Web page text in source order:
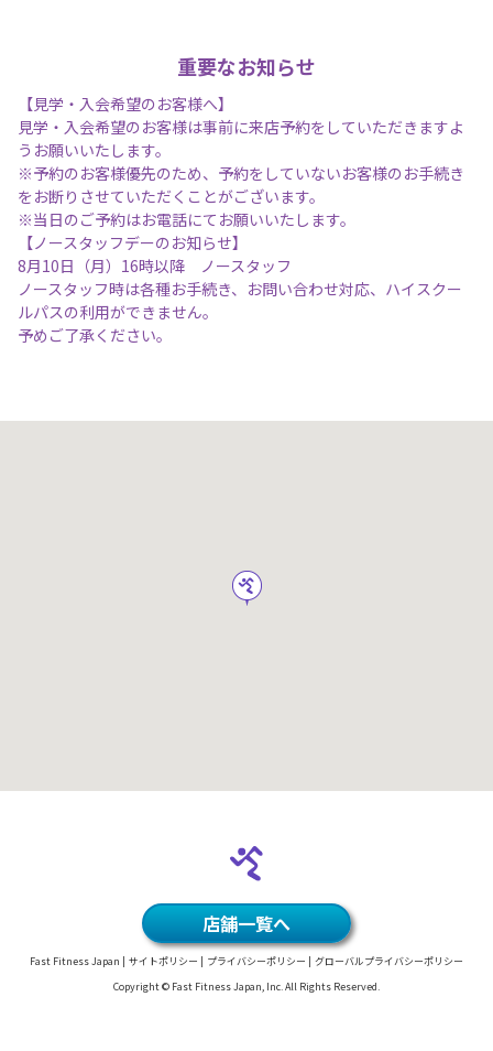
重要なお知らせ
【見学・入会希望のお客様へ】
見学・入会希望のお客様は事前に来店予約をしていただきますよ
うお願いいたします。
※予約のお客様優先のため、予約をしていないお客様のお手続き
をお断りさせていただくことがございます。
※当日のご予約はお電話にてお願いいたします。
【ノースタッフデーのお知らせ】
8月10日（月）16時以降 ノースタッフ
ノースタッフ時は各種お手続き、お問い合わせ対応、ハイスクー
ルパスの利用ができません。
予めご了承ください。
店舗一覧へ
Fast Fitness Japan サイトポリシー プライバシーポリシー
グローバルプライバシーポリシー
Copyright © Fast Fitness Japan, Inc. All Rights Reserved.